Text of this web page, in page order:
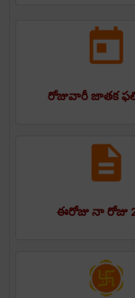
రోజువారీ జాతక
ఈరోజు నా రోజు